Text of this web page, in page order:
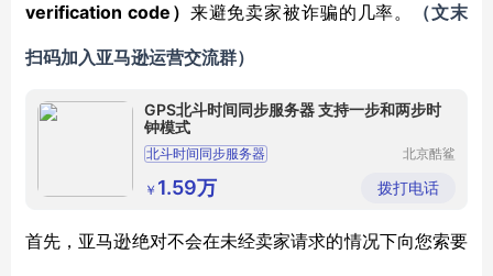
verification code） 来避免卖家被诈骗的几率。 （文末
扫码加 入亚马逊运营交流群）
GPS北斗时间同步服务器 支持一步和两步时
钟模式
北斗时间同步服务器
北京酷鲨
公司
￥ 1.59万 拨打电话
首先，亚马逊绝对不会在未经卖家请求的情况下向您索要